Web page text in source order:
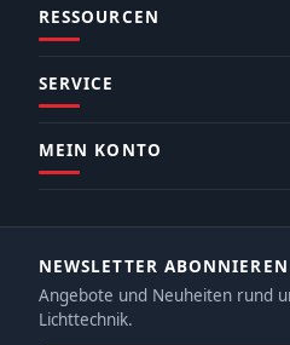
RESSOURCEN
SERVICE
MEIN KONTO
NEWSLETTER ABONNIEREN
Angebote und Neuheiten rund
Lichttechnik.